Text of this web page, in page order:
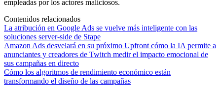
empleadas por los actores maliciosos.
Contenidos relacionados
La atribución en Google Ads se vuelve más inteligente con las
soluciones server-side de Stape
Amazon Ads desvelará en su próximo Upfront cómo la IA permite a
anunciantes y creadores de Twitch medir el impacto emocional de
sus campañas en directo
Cómo los algoritmos de rendimiento económico están
transformando el diseño de las campañas